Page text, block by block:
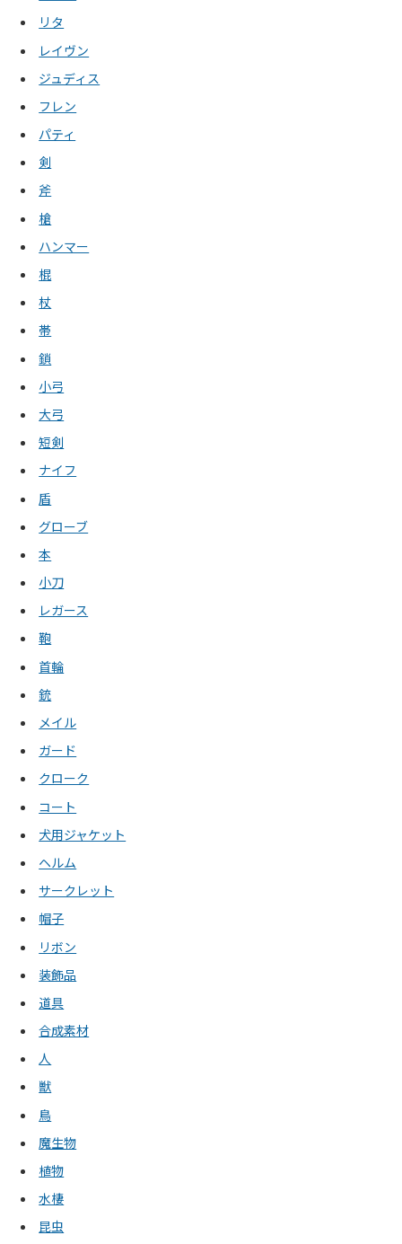
リタ
レイヴン
ジュディス
フレン
パティ
剣
斧
槍
ハンマー
棍
杖
帯
鎖
小弓
大弓
短剣
ナイフ
盾
グローブ
本
小刀
レガース
鞄
首輪
銃
メイル
ガード
クローク
コート
犬用ジャケット
ヘルム
サークレット
帽子
リボン
装飾品
道具
合成素材
人
獣
鳥
魔生物
植物
水棲
昆虫